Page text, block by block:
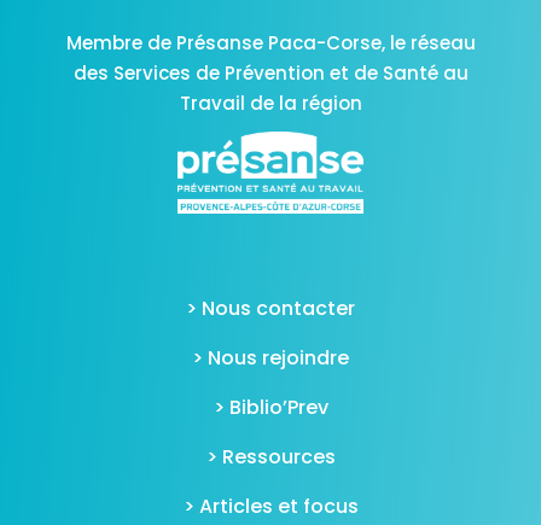
Membre de Présanse Paca-Corse, le réseau
des Services de Prévention et de Santé au
Travail de la région
> Nous contacter
> Nous rejoindre
> Biblio’Prev
> Ressources
> Articles et focus